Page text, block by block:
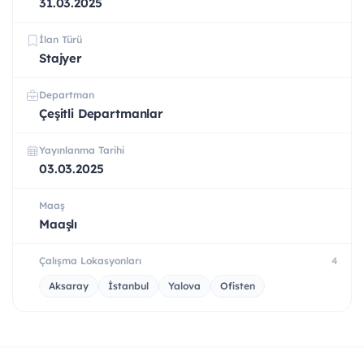
İlan Türü
Stajyer
Departman
Çeşitli Departmanlar
Yayınlanma Tarihi
03.03.2025
Maaş
Maaşlı
Çalışma Lokasyonları 4
Aksaray İstanbul Yalova Ofisten